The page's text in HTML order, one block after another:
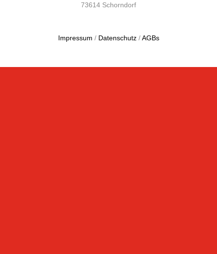
73614 Schorndorf
Impressum / Datenschutz /AGBs